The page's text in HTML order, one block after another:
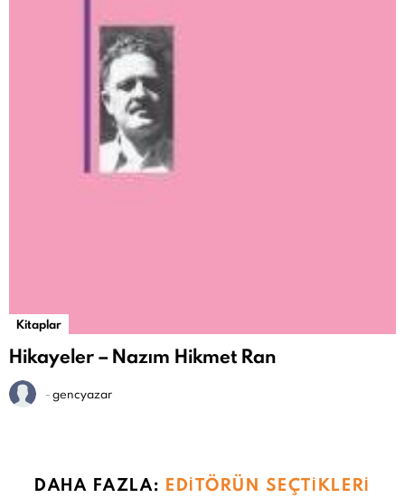
Kitaplar
Hikayeler – Nazım Hikmet Ran
-gencyazar
DAHA FAZLA: EDITÖRÜN SEÇTIKLERI